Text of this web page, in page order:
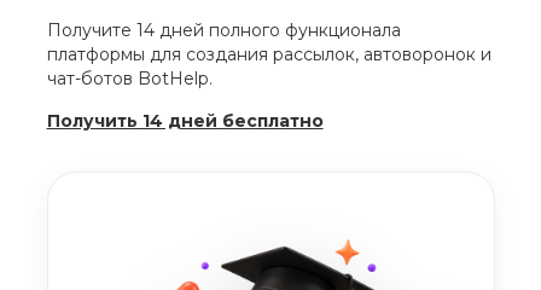
Получите 14 дней полного функционала
платформы для создания рассылок, автоворонок и
чат-ботов BotHelp.
Получить 14 дней бесплатно